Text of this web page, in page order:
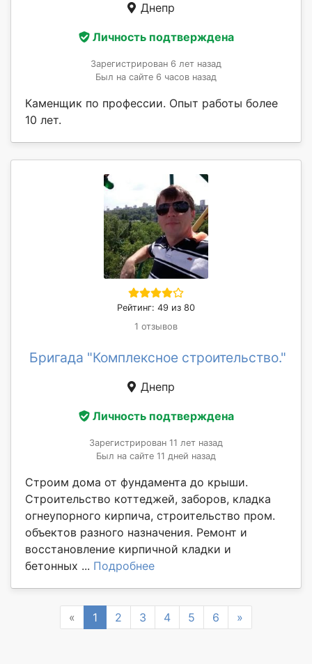
Днепр
Личность подтверждена
Зарегистрирован 6 лет назад
Был на сайте 6 часов назад
Каменщик по профессии. Опыт работы более
10 лет.
Рейтинг: 49 из 80
1 отзывов
Бригада "Комплексное строительство."
Днепр
Личность подтверждена
Зарегистрирован 11 лет назад
Был на сайте 11 дней назад
Строим дома от фундамента до крыши.
Строительство коттеджей, заборов, кладка
огнеупорного кирпича, строительство пром.
объектов разного назначения. Ремонт и
восстановление кирпичной кладки и
бетонных ... Подробнее
« Previous
1 2 3 4 5 6 »